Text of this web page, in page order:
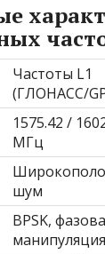
Частоты L1
(ГЛОНАСС/
1575.42 /
МГц
шум
BPSK,
манипуляция